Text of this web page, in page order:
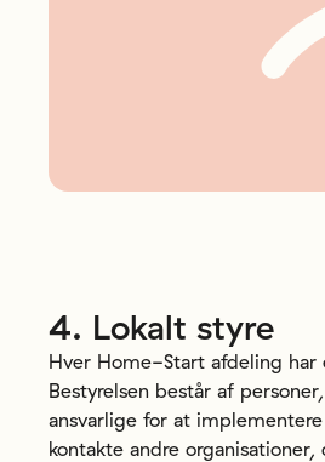
4. Lokalt styre
Hver Home-Start afdeling har
Bestyrelsen består af
ansvarlige for at
kontakte andre